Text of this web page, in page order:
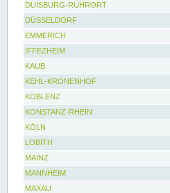
DUISBURG-RUHRORT
DÜSSELDORF
EMMERICH
IFFEZHEIM
KAUB
KEHL-KRONENHOF
KOBLENZ
KONSTANZ-RHEIN
KÖLN
LOBITH
MAINZ
MANNHEIM
MAXAU